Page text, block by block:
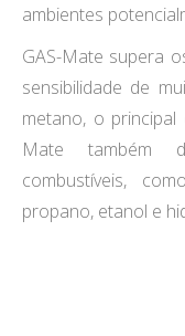
ambientes
GAS-Mate supera
sensibilidade de
metano, o
Mate também
combustíveis,
propano, etanol e